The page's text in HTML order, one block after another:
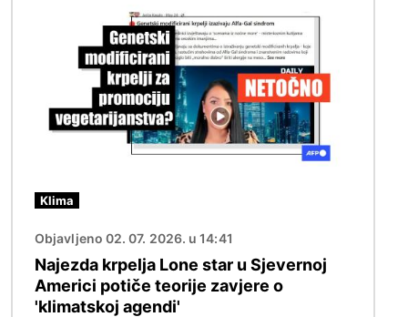
Klima
Objavljeno 02. 07. 2026. u 14:41
Najezda krpelja Lone star u Sjevernoj
Americi potiče teorije zavjere o
'klimatskoj agendi'